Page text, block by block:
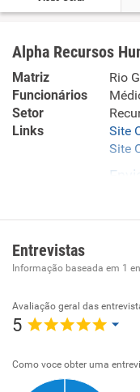
Alpha Recursos
Matriz
Rio
Funcionários
Setor
Links
Site
Site
Promoções,
visando sempre a
Possuímos toda a
seleções, dinâmicas
Entrevistas
Informação baseada em 1
Avaliação geral das
5
Como voce obter uma